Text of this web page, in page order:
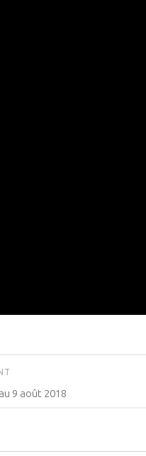
9 août 2018